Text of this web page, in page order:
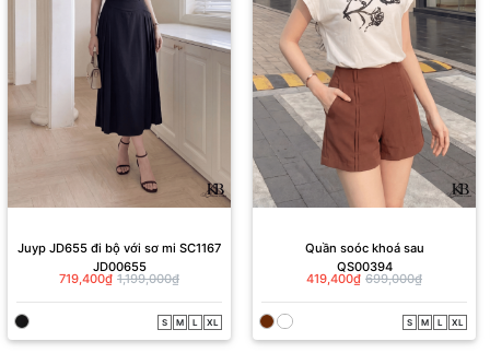
Juyp JD655 đi bộ với sơ mi SC1167
JD00655
719,400₫ 1,199,000₫
S M L XL
Quần soóc khoá sau
QS00394
419,400₫ 699,000₫
S M L XL